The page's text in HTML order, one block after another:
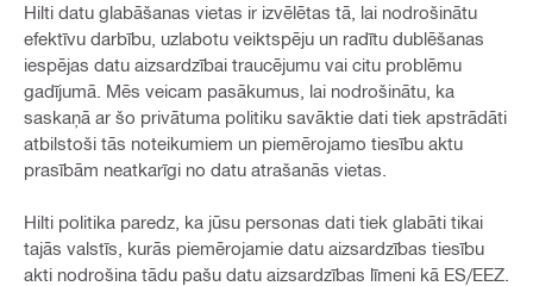
Hilti datu glabāšanas vietas ir izvēlētas tā, lai nodrošinātu
efektīvu darbību, uzlabotu veiktspēju un radītu dublēšanas
iespējas datu aizsardzībai traucējumu vai citu problēmu
gadījumā. Mēs veicam pasākumus, lai nodrošinātu, ka
saskaņā ar šo privātuma politiku savāktie dati tiek apstrādāti
atbilstoši tās noteikumiem un piemērojamo tiesību aktu
prasībām neatkarīgi no datu atrašanās vietas.
Hilti politika paredz, ka jūsu personas dati tiek glabāti tikai
tajās valstīs, kurās piemērojamie datu aizsardzības tiesību
akti nodrošina tādu pašu datu aizsardzības līmeni kā ES/EEZ.